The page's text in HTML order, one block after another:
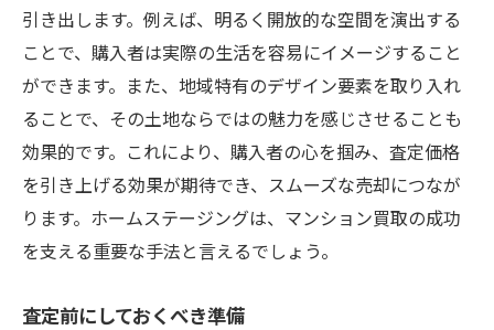
引き出します。例えば、明るく開放的な空間を演出する
ことで、購入者は実際の生活を容易にイメージすること
ができます。また、地域特有のデザイン要素を取り入れ
ることで、その土地ならではの魅力を感じさせることも
効果的です。これにより、購入者の心を掴み、査定価格
を引き上げる効果が期待でき、スムーズな売却につなが
ります。ホームステージングは、マンション買取の成功
を支える重要な手法と言えるでしょう。
査定前にしておくべき準備